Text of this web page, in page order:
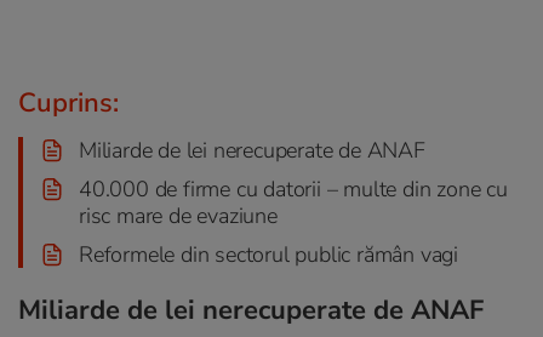
Cuprins:
Miliarde de lei nerecuperate de ANAF
40.000 de firme cu datorii – multe din zone cu
risc mare de evaziune
Reformele din sectorul public rămân vagi
Miliarde de lei nerecuperate de ANAF